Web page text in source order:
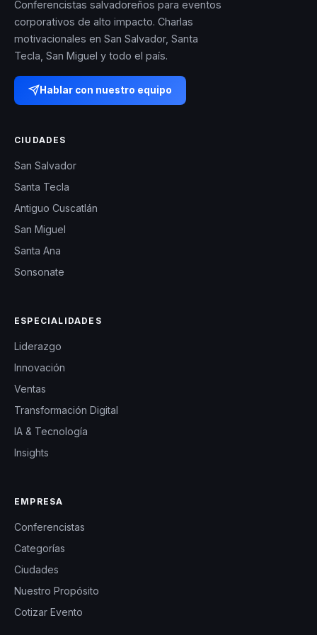
Conferencistas salvadoreños para eventos
corporativos de alto impacto. Charlas
motivacionales en San Salvador, Santa
Tecla, San Miguel y todo el país.
Hablar con nuestro equipo
CIUDADES
San Salvador
Santa Tecla
Antiguo Cuscatlán
San Miguel
Santa Ana
Sonsonate
ESPECIALIDADES
Liderazgo
Innovación
Ventas
Transformación Digital
IA & Tecnología
Insights
EMPRESA
Conferencistas
Categorías
Ciudades
Nuestro Propósito
Cotizar Evento